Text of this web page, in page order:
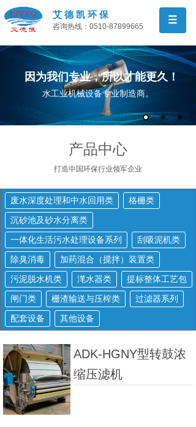
艾 德 凯 环 保
咨询热线：0510-87899665
因为我们专业，所以才能更久！
水工业机械设备专业制造商。
产品中心
打造中国环保行业领军企业
废水深度处理和中水回用类
格栅类
沉砂池及砂水分离类
一体化生活污水处理设备系列
刮吸泥机类
除臭消毒
加药混合（搅拌）装置类
污泥脱水机类
滗水器类
提标整体工艺包
闸门类
栅渣输送与压榨类
过滤器系列
配套设备
其他设备
ADK-HGNY型转鼓浓
缩压滤机